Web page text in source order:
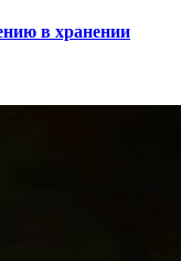
в хранении